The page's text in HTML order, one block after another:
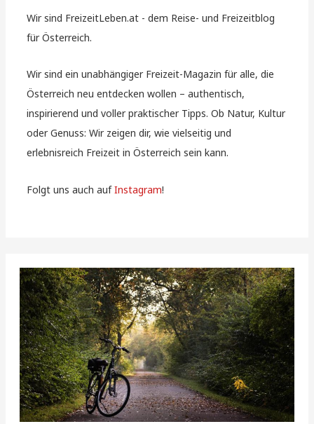
Wir sind FreizeitLeben.at - dem Reise- und Freizeitblog
für Österreich.
Wir sind ein unabhängiger Freizeit-Magazin für alle, die
Österreich neu entdecken wollen – authentisch,
inspirierend und voller praktischer Tipps. Ob Natur, Kultur
oder Genuss: Wir zeigen dir, wie vielseitig und
erlebnisreich Freizeit in Österreich sein kann.
Folgt uns auch aufInstagram!